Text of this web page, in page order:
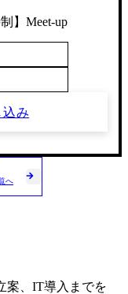
】Meet-up
み
へ
案、IT導入までを